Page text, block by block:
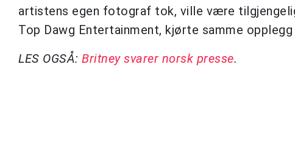
artistens egen fotograf tok, ville være
Top Dawg Entertainment, kjørte samme
LES OGSÅ: Britney svarer norsk presse.